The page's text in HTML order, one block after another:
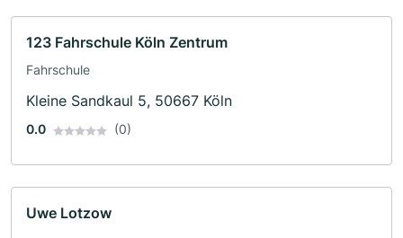
123 Fahrschule Köln Zentrum
Fahrschule
Kleine Sandkaul 5, 50667 Köln
0.0 (0)
Uwe Lotzow